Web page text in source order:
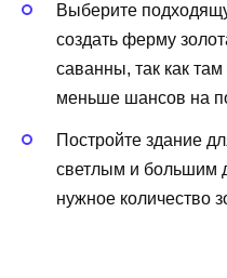
Выберите
создать ферму
саванны, так как
меньше шансов на
Постройте здание
светлым и большим
нужное количество